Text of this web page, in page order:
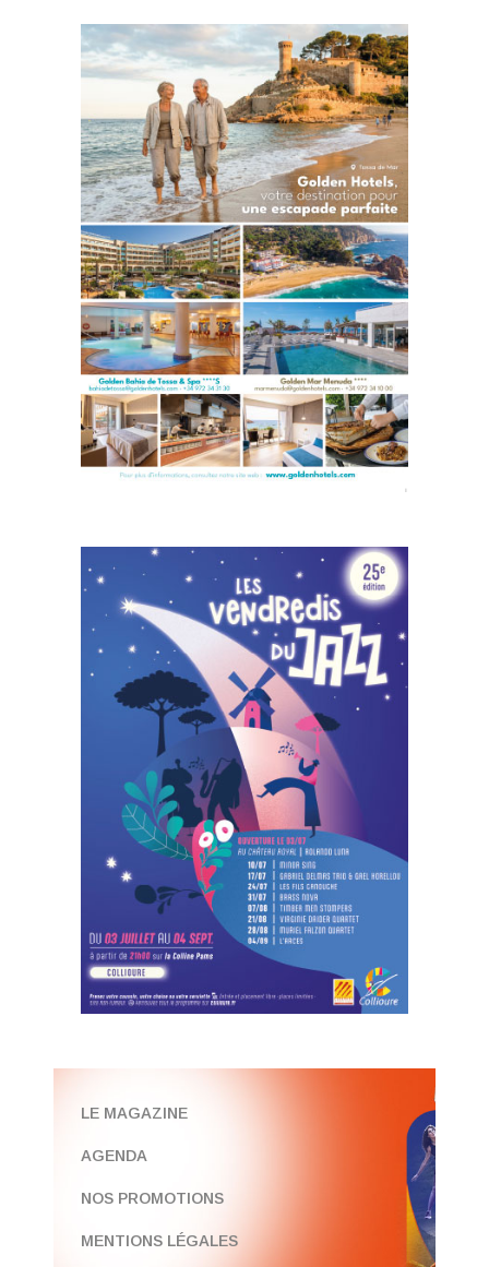
LE MAGAZINE
AGENDA
NOS PROMOTIONS
MENTIONS LÉGALES